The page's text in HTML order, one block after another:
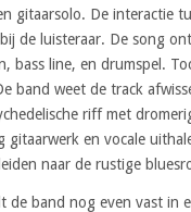
gitaarsolo. De interactie
de luisteraar. De song
bass line, en drumspel.
band weet de track
riff met
en vocale
naar de rustige
de band nog even vast in